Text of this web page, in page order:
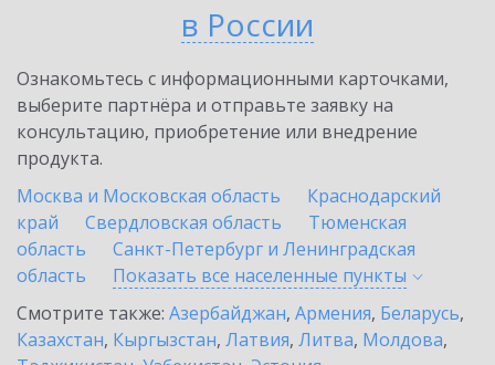
в России
Ознакомьтесь с информационными карточками,
выберите партнёра и отправьте заявку на
консультацию, приобретение или внедрение
продукта.
Москва и Московская область
Краснодарский
край
Свердловская область
Тюменская
область
Санкт-Петербург и Ленинградская
область
Показать все населенные пункты
Смотрите также: Азербайджан, Армения, Беларусь,
Казахстан, Кыргызстан, Латвия, Литва, Молдова,